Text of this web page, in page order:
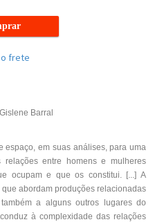
o frete
Barral
espaço, em suas análises, para uma
relações entre homens e mulheres
ocupam e que os constitui. [...] A
abordam produções relacionadas
a alguns outros lugares do
à complexidade das relações